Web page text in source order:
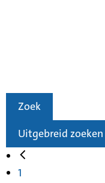
Zoek
Uitgebreid zoeken
1